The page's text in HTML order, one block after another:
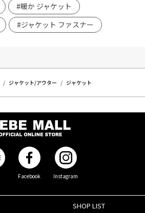
#暖か ジャケット
#ジャケット ファスナー
ジャケット/アウター ジャケット
Facebook Instagram
SHOP LIST